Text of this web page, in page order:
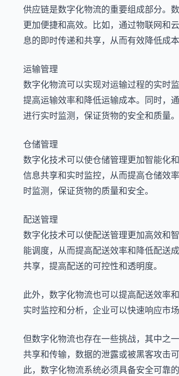
供应链是数字化物流的重要组成部分。
更加便捷和高效。比如，通过物联网和
息的即时传递和共享，从而有效降低成本
运输管理
数字化物流可以实现对运输过程的实时
提高运输效率和降低运输成本。同时，
进行实时监测，保证货物的安全和质量。
仓储管理
数字化技术可以使仓储管理更加智能化
信息共享和实时监控，从而提高仓储效
时监测，保证货物的质量和安全。
配送管理
数字化技术可以使配送管理更加高效和
能调度，从而提高配送效率和降低配送
共享，提高配送的可控性和透明度。
此外，数字化物流也可以提高配送效率
实时监控和分析，企业可以快速响应市
但数字化物流也存在一些挑战，其中之
共享和传输，数据的泄露或被黑客攻击
此，数字化物流系统必须具备安全可靠